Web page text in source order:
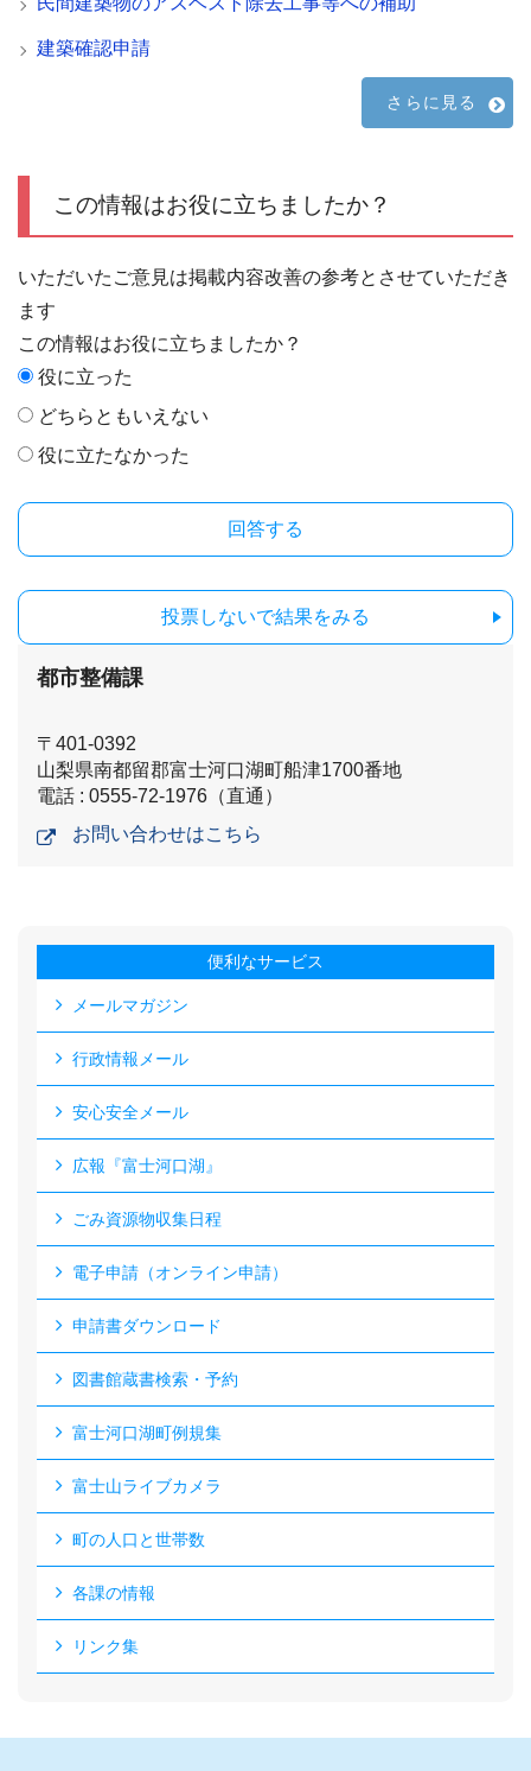
建築確認申請
さらに見る
この情報はお役に立ちましたか？
いただいたご意見は掲載内容改善の参考とさせていただき
ます
この情報はお役に立ちましたか？
役に立った
どちらともいえない
役に立たなかった
投票しないで結果をみる
都市整備課
〒401-0392
山梨県南都留郡富士河口湖町船津1700番地
電話 : 0555-72-1976（直通）
お問い合わせはこちら
便利なサービス
メールマガジン
行政情報メール
安心安全メール
広報『富士河口湖』
ごみ資源物収集日程
電子申請（オンライン申請）
申請書ダウンロード
図書館蔵書検索・予約
富士河口湖町例規集
富士山ライブカメラ
町の人口と世帯数
各課の情報
リンク集